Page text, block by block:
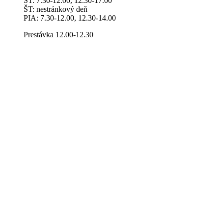
ŠT: nestránkový deň
PIA: 7.30-12.00, 12.30-14.00
Prestávka 12.00-12.30